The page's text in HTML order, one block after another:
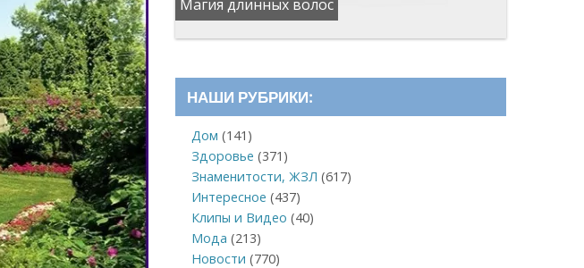
Магия длинных волос
НАШИ РУБРИКИ:
Дом (141)
Здоровье (371)
Знаменитости, ЖЗЛ (617)
Интересное (437)
Клипы и Видео (40)
Мода (213)
Новости (770)